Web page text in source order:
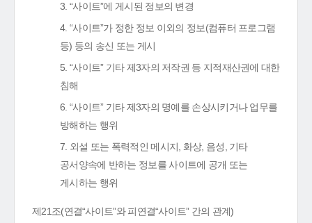
3. “사이트”에 게시된 정보의 변경
4. “사이트”가 정한 정보 이외의 정보(컴퓨터 프로그램
등) 등의 송신 또는 게시
5. “사이트” 기타 제3자의 저작권 등 지적재산권에 대한
침해
6. “사이트” 기타 제3자의 명예를 손상시키거나 업무를
방해하는 행위
7. 외설 또는 폭력적인 메시지, 화상, 음성, 기타
공서양속에 반하는 정보를 사이트에 공개 또는
게시하는 행위
제21조(연결“사이트”와 피연결“사이트” 간의 관계)